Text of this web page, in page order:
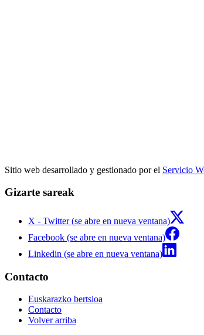
Sitio web desarrollado y gestionado por el Servicio
Gizarte sareak
X - Twitter (se abre en nueva ventana)
Facebook (se abre en nueva ventana)
Linkedin (se abre en nueva ventana)
Contacto
Euskarazko bertsioa
Contacto
Volver arriba